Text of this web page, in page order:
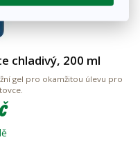
chladivý, 200 ml
gel pro okamžitou úlevu pro